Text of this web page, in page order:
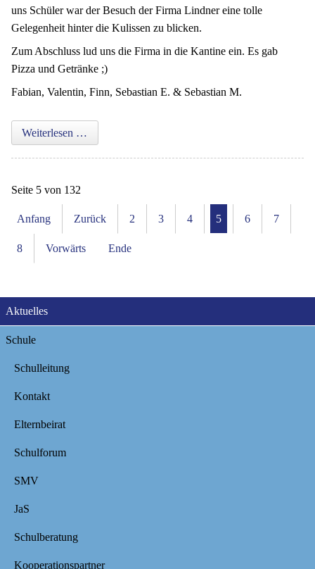
uns Schüler war der Besuch der Firma Lindner eine tolle
Gelegenheit hinter die Kulissen zu blicken.
Zum Abschluss lud uns die Firma in die Kantine ein. Es gab
Pizza und Getränke ;)
Fabian, Valentin, Finn, Sebastian E. & Sebastian M.
Weiterlesen …
Seite 5 von 132
Anfang Zurück 2 3 4 5 6 7
8 Vorwärts Ende
Navigation
Aktuelles
Schule
Schulleitung
Kontakt
Elternbeirat
Schulforum
SMV
JaS
Schulberatung
Kooperationspartner